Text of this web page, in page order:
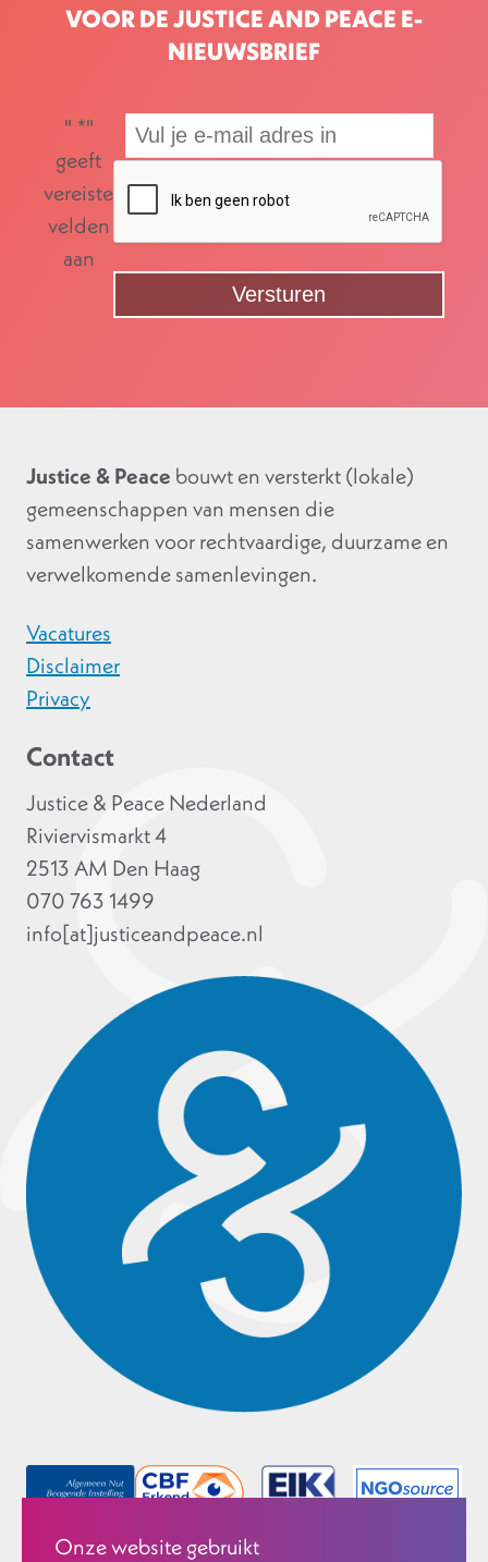
Onze website gebruikt
VOOR DE JUSTICE AND PEACE E-
NIEUWSBRIEF
" *"
geeft
vereiste
velden
aan
Justice & Peace bouwt en versterkt (lokale)
gemeenschappen van mensen die
samenwerken voor rechtvaardige, duurzame en
verwelkomende samenlevingen.
Vacatures
Disclaimer
Privacy
Contact
Justice & Peace Nederland
Riviervismarkt 4
2513 AM Den Haag
070 763 1499
info[at]justiceandpeace.nl